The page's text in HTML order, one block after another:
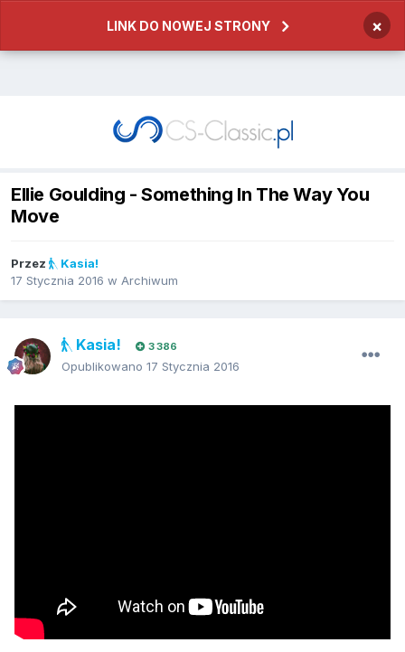
LINK DO NOWEJ STRONY ×
Ellie Goulding - Something In The Way You
Move
Przez
Kasia!
17 Stycznia 2016 w Archiwum
Kasia! 3 386
Opublikowano 17 Stycznia 2016